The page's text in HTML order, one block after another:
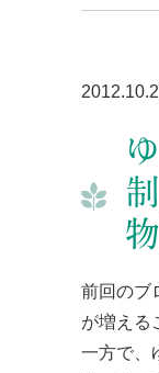
前回のブ
が増える
一方で、